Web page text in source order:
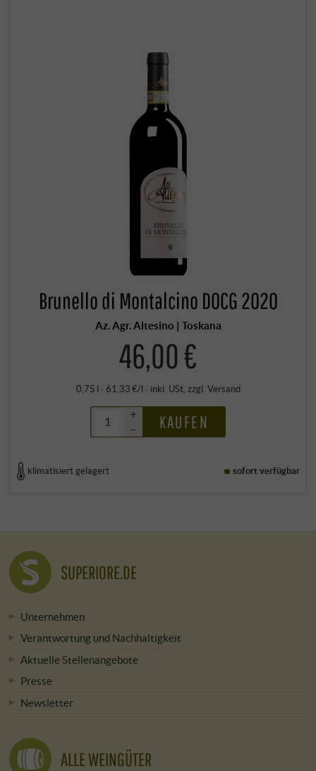
Brunello di Montalcino DOCG 2020
Az. Agr. Altesino | Toskana
46,00 €
0,75 l · 61,33 €/l · inkl. USt, zzgl. Versand
+
–
KAUFEN
klimatisiert gelagert sofort verfügbar
SUPERIORE.DE
Unternehmen
Verantwortung und Nachhaltigkeit
Aktuelle Stellenangebote
Presse
Newsletter
ALLE WEINGÜTER